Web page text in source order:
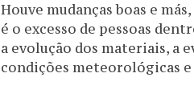
Houve mudanças boas e
é o excesso de pessoas
a evolução dos materiais, a
condições meteorológicas e